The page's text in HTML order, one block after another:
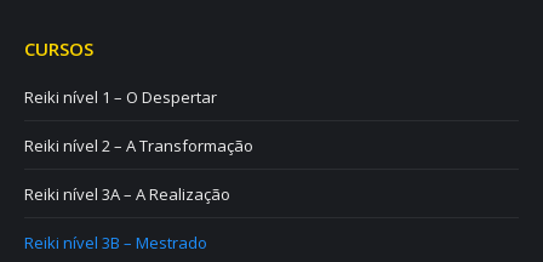
CURSOS
Reiki nível 1 – O Despertar
Reiki nível 2 – A Transformação
Reiki nível 3A – A Realização
Reiki nível 3B – Mestrado